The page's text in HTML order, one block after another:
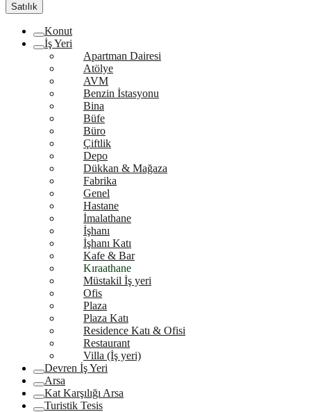
Satılık
Konut
İş Yeri
Apartman Dairesi
Atölye
AVM
Benzin İstasyonu
Bina
Büfe
Büro
Çiftlik
Depo
Dükkan & Mağaza
Fabrika
Genel
Hastane
İmalathane
İşhanı
İşhanı Katı
Kafe & Bar
Kıraathane
Müstakil İş yeri
Ofis
Plaza
Plaza Katı
Residence Katı & Ofisi
Restaurant
Villa (İş yeri)
Devren İş Yeri
Arsa
Kat Karşılığı Arsa
Turistik Tesis